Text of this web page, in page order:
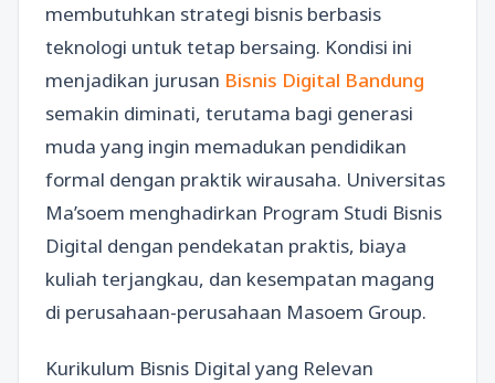
membutuhkan strategi bisnis berbasis
teknologi untuk tetap bersaing. Kondisi ini
menjadikan jurusan Bisnis Digital Bandung
semakin diminati, terutama bagi generasi
muda yang ingin memadukan pendidikan
formal dengan praktik wirausaha. Universitas
Ma’soem menghadirkan Program Studi Bisnis
Digital dengan pendekatan praktis, biaya
kuliah terjangkau, dan kesempatan magang
di perusahaan-perusahaan Masoem Group.
Kurikulum Bisnis Digital yang Relevan